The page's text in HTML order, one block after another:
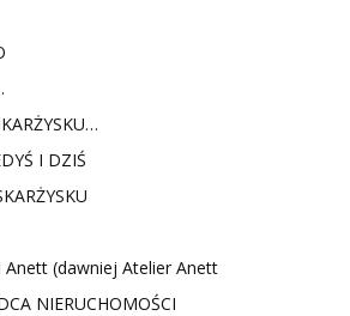
I DZIŚ
Anett (dawniej Atelier Anett
NIERUCHOMOŚCI